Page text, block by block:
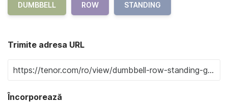
DUMBBELL ROW STANDING
Trimite adresa URL
Încorporează